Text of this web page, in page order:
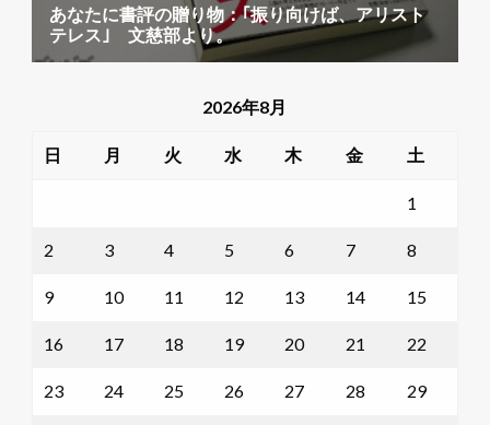
2026年8月
日 月 火 水 木 金 土
1
2 3 4 5 6 7 8
9 10 11 12 13 14 15
16 17 18 19 20 21 22
23 24 25 26 27 28 29